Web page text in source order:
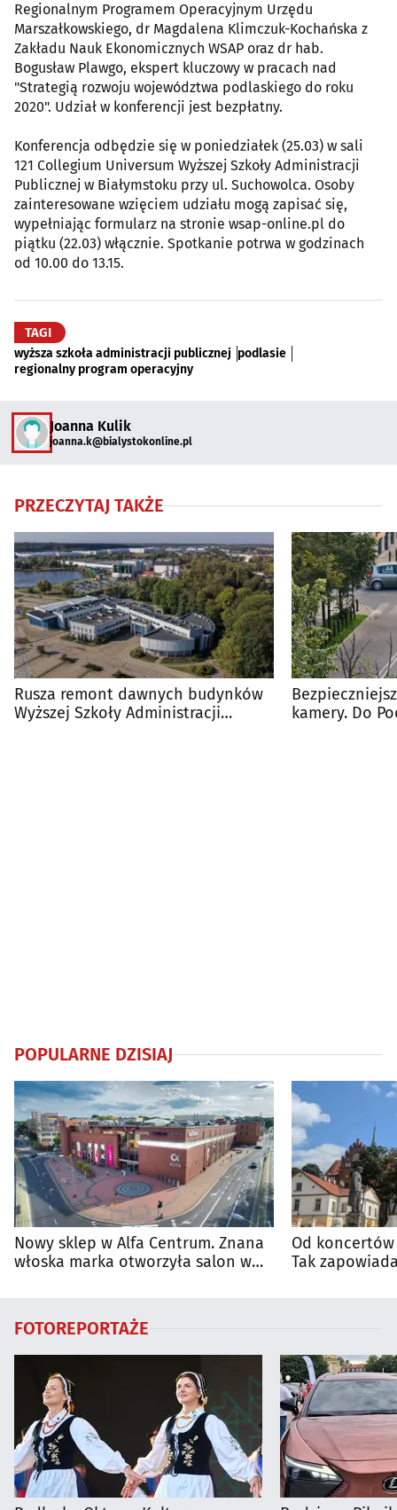
Regionalnym Programem Operacyjnym Urzędu
Marszałkowskiego, dr Magdalena Klimczuk-Kochańska z
Zakładu Nauk Ekonomicznych WSAP oraz dr hab.
Bogusław Plawgo, ekspert kluczowy w pracach nad
"Strategią rozwoju województwa podlaskiego do roku
2020". Udział w konferencji jest bezpłatny.
Konferencja odbędzie się w poniedziałek (25.03) w sali
121 Collegium Universum Wyższej Szkoły Administracji
Publicznej w Białymstoku przy ul. Suchowolca. Osoby
zainteresowane wzięciem udziału mogą zapisać się,
wypełniając formularz na stronie wsap-online.pl do
piątku (22.03) włącznie. Spotkanie potrwa w godzinach
od 10.00 do 13.15.
TAGI
wyższa szkoła administracji publicznej podlasie
regionalny program operacyjny
Joanna Kulik
joanna.k@bialystokonline.pl
PRZECZYTAJ TAKŻE
Rusza remont dawnych budynków
Wyższej Szkoły Administracji
kamery. Do
POPULARNE DZISIAJ
Nowy sklep w Alfa Centrum. Znana
włoska marka otworzyła salon w
Od
Tak
FOTOREPORTAŻE